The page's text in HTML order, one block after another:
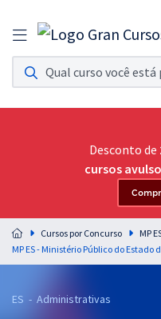
Assinatura Ilimitada 11
Acesso a todos os cursos. Teste
Assinatura OAB Até
Acesso ilimitado a toda
Residências
Preparação completa e intensiva
residências em saúde do Brasil
Desconto de
cursos
Cursos por Concurso
MP
ES - Administrativas